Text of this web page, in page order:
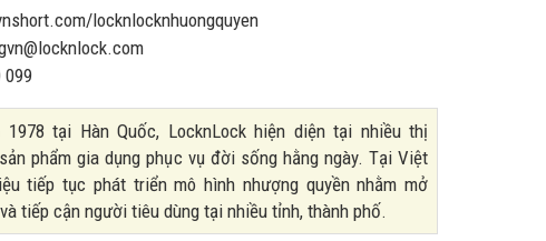
locknlocknhuongquyen
099
1978 tại Hàn Quốc, LocknLock hiện diện tại nhiều thị
phẩm gia dụng phục vụ đời sống hằng ngày. Tại Việt
tiếp tục phát triển mô hình nhượng quyền nhằm mở
tiếp cận người tiêu dùng tại nhiều tỉnh, thành phố.